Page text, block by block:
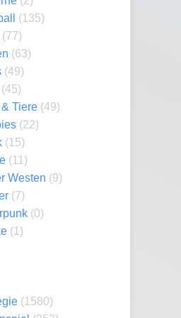
(135)
(77)
(63)
(49)
(45)
Tiere (49)
(22)
(15)
(11)
Westen (9)
(7)
(0)
(1)
(1580)